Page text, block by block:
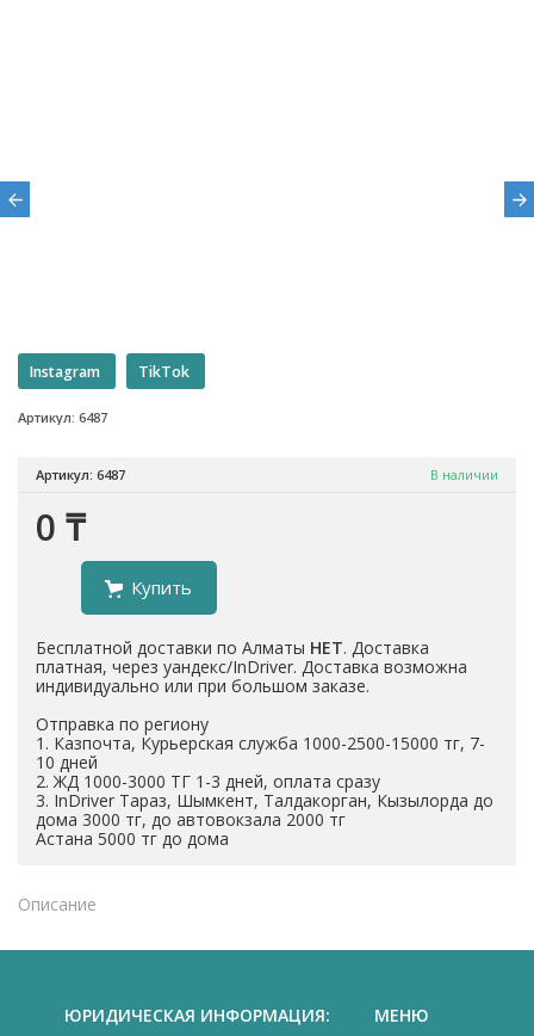
Артикул: 6487
Instagram TikTok
Артикул: 6487 В наличии
0 ₸
Купить
Бесплатной доставки по Алматы НЕТ. Доставка
платная, через уандекс/InDriver. Доставка возможна
индивидуально или при большом заказе.
Отправка по региону
1. Казпочта, Курьерская служба 1000-2500-15000 тг, 7-
10 дней
2. ЖД 1000-3000 ТГ 1-3 дней, оплата сразу
3. InDriver Тараз, Шымкент, Талдакорган, Кызылорда до
дома 3000 тг, до автовокзала 2000 тг
Астана 5000 тг до дома
Описание
ЮРИДИЧЕСКАЯ ИНФОРМАЦИЯ: МЕНЮ